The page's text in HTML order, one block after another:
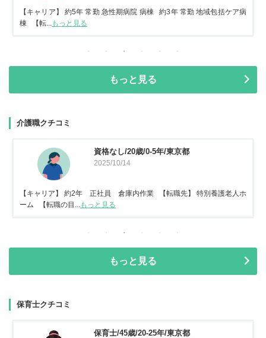
【キャリア】 約5年 常勤 急性期病院 病棟 約3年 常勤 地域包括ケア病
棟 【転...
もっと見る
もっと見る
介護職クチコミ
資格なし/20歳/0-5年/東京都
2025/10/14
【キャリア】 約2年 正社員 倉庫内作業 【転職先】 特別養護老人ホ
ーム 【転職の目...
もっと見る
もっと見る
保育士クチコミ
保育士/45歳/20-25年/東京都